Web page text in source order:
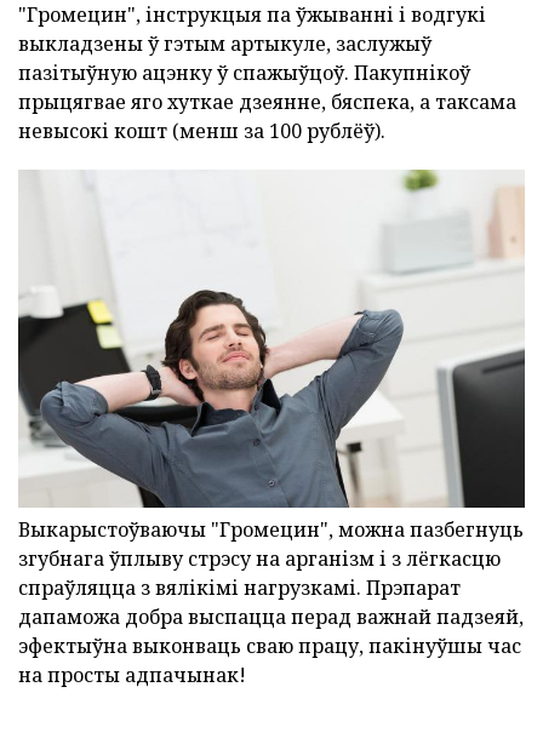
"Громецин", інструкцыя па ўжыванні і водгукі
выкладзены ў гэтым артыкуле, заслужыў
пазітыўную ацэнку ў спажыўцоў. Пакупнікоў
прыцягвае яго хуткае дзеянне, бяспека, а таксама
невысокі кошт (менш за 100 рублёў).
Выкарыстоўваючы "Громецин", можна пазбегнуць
згубнага ўплыву стрэсу на арганізм і з лёгкасцю
спраўляцца з вялікімі нагрузкамі. Прэпарат
дапаможа добра выспацца перад важнай падзеяй,
эфектыўна выконваць сваю працу, пакінуўшы час
на просты адпачынак!